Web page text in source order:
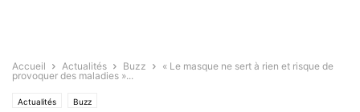
Accueil Actualités Buzz
« Le masque ne sert à rien et risque de
provoquer des maladies »...
Actualités Buzz